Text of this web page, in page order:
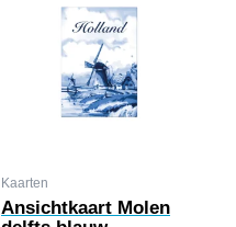
Kaarten
Ansichtkaart Molen